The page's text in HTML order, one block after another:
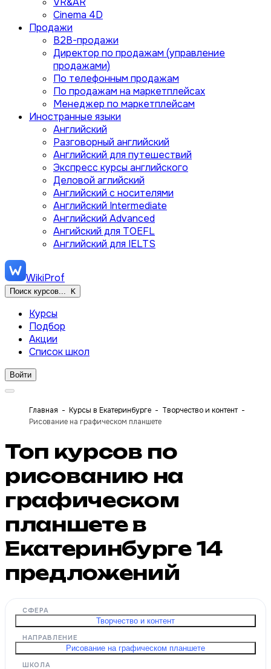
Cinema 4D
Продажи
B2B-продажи
Директор по продажам (управление
продажами)
По телефонным продажам
По продажам на маркетплейсах
Менеджер по маркетплейсам
Иностранные языки
Английский
Разговорный английский
Английский для путешествий
Экспресс курсы английского
Деловой аглийский
Английский с носителями
Английский Intermediate
Английский Advanced
Ангийский для TOEFL
Английский для IELTS
WikiProf
Поиск курсов... K
Курсы
Подбор
Акции
Список школ
Войти
Главная Курсы в Екатеринбурге
Творчество и контент
Рисование на графическом планшете
Топ курсов по
рисованию на
графическом
планшете в
Екатеринбурге 14
предложений
СФЕРА
Творчество и контент
НАПРАВЛЕНИЕ
Рисование на графическом планшете
ШКОЛА